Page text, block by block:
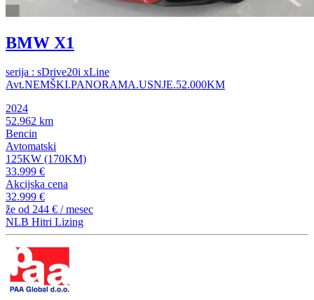
BMW X1
serija : sDrive20i xLine
Avt.NEMŠKI.PANORAMA.USNJE.52.000KM
2024
52.962 km
Bencin
Avtomatski
125KW (170KM)
33.999 €
Akcijska cena
32.999 €
že od 244 € / mesec
NLB Hitri Lizing